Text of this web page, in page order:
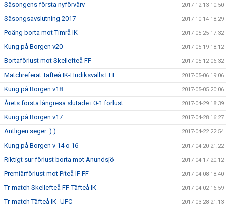
Säsongens första nyförvärv 2017-12-13 10:50
Säsongsavslutning 2017 2017-10-14 18:29
Poäng borta mot Timrå IK 2017-05-25 17:32
Kung på Borgen v20 2017-05-19 18:12
Bortaförlust mot Skellefteå FF 2017-05-12 06:32
Matchreferat Täfteå IK-Hudiksvalls FFF 2017-05-06 19:06
Kung på Borgen v18 2017-05-05 20:06
Årets första långresa slutade i 0-1 förlust 2017-04-29 18:39
Kung på Borgen v17 2017-04-28 16:27
Äntligen seger :):) 2017-04-22 22:54
Kung på Borgen v 14 o 16 2017-04-20 21:22
Riktigt sur förlust borta mot Anundsjö 2017-04-17 20:12
Premiärförlust mot Piteå IF FF 2017-04-08 18:40
Tr-match Skellefteå FF-Täfteå IK 2017-04-02 16:59
Tr-match Täfteå IK- UFC 2017-03-28 21:13